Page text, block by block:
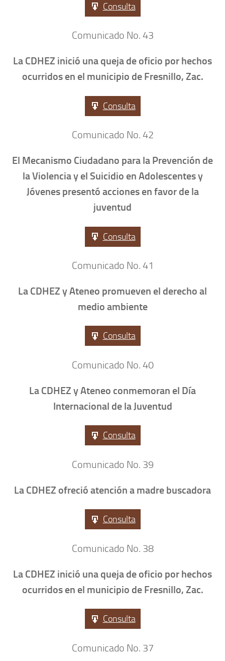
Consulta
Comunicado No. 43
La CDHEZ inició una queja de oficio por hechos
ocurridos en el municipio de Fresnillo, Zac.
Consulta
Comunicado No. 42
El Mecanismo Ciudadano para la Prevención de
la Violencia y el Suicidio en Adolescentes y
Jóvenes presentó acciones en favor de la
juventud
Consulta
Comunicado No. 41
La CDHEZ y Ateneo promueven el derecho al
medio ambiente
Consulta
Comunicado No. 40
La CDHEZ y Ateneo conmemoran el Día
Internacional de la Juventud
Consulta
Comunicado No. 39
La CDHEZ ofreció atención a madre buscadora
Consulta
Comunicado No. 38
La CDHEZ inició una queja de oficio por hechos
ocurridos en el municipio de Fresnillo, Zac.
Consulta
Comunicado No. 37